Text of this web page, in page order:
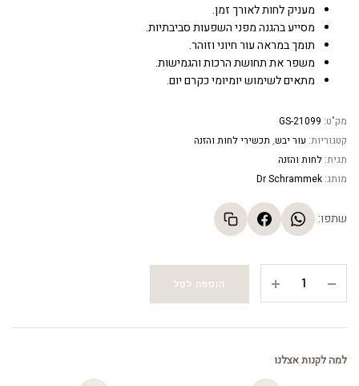
מעניק לחות לאורך זמן.
מסייע בהגנה מפני השפעות סביבתיות.
תומך במראה עור חיוני וזוהר.
משפר את תחושת הרכות והגמישות.
מתאים לשימוש יומיומי כקרם יום.
מק"ט: GS-21099
קטגוריות: עור יבש, תכשירי לחות והזנה
תגית: לחות והזנה
מותג: Dr Schrammek
שתפו:
לילה
יבש
Hydra
הוספה לסל
למה לקנות אצלנו